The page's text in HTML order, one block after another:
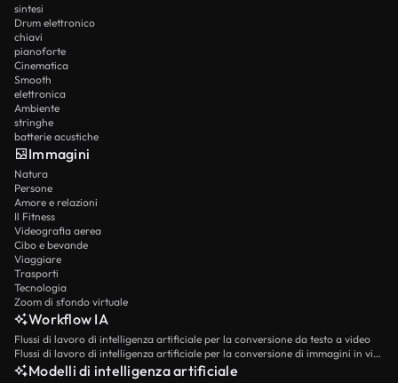
sintesi
Drum elettronico
chiavi
pianoforte
Cinematica
Smooth
elettronica
Ambiente
stringhe
batterie acustiche
Immagini
Natura
Persone
Amore e relazioni
Il Fitness
Videografia aerea
Cibo e bevande
Viaggiare
Trasporti
Tecnologia
Zoom di sfondo virtuale
Workflow IA
Flussi di lavoro di intelligenza artificiale per la conversione da testo a video
Flussi di lavoro di intelligenza artificiale per la conversione di immagini in video
Modelli di intelligenza artificiale